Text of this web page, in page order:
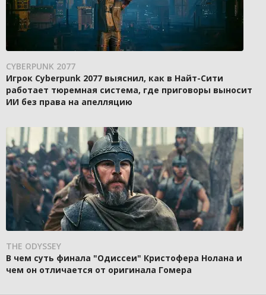
CYBERPUNK 2077
Игрок Cyberpunk 2077 выяснил, как в Найт-Сити
работает тюремная система, где приговоры выносит
ИИ без права на апелляцию
THE ODYSSEY
В чем суть финала "Одиссеи" Кристофера Нолана и
чем он отличается от оригинала Гомера